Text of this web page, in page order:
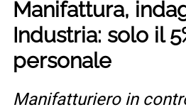
Manifattura,
Industria: solo il
personale
Manifatturiero in